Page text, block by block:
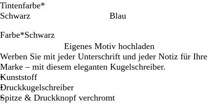
Tintenfarbe*
Schwarz
Blau
Farbe*Schwarz
c
h
w
a
r
l
a
u
r
a
n
g
e
o
s
a
i
l
a
e
l
l
g
r
Eigenes Motiv hochladen
Werben Sie mit jeder Unterschrift und jeder Notiz für Ihre
Marke – mit diesem eleganten Kugelschreiber.
Kunststoff
Druckkugelschreiber
Spitze & Druckknopf verchromt